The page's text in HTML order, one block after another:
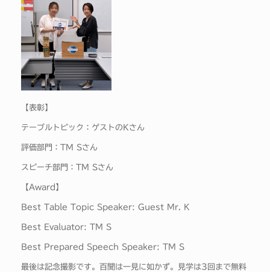
【表彰】
テーブルトピック：ゲストのKさん
評価部門：TM Sさん
スピーチ部門：TM Sさん
【Award】
Best Table Topic Speaker: Guest Mr. K
Best Evaluator: TM S
Best Prepared Speech Speaker: TM S
最後は記念撮影です。百聞は一見に如かず。見学は3回まで無料